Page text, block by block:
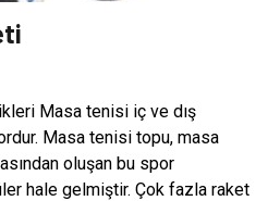
Masa tenisi iç ve dış
Masa tenisi topu, masa
oluşan bu spor
hale gelmiştir. Çok fazla raket